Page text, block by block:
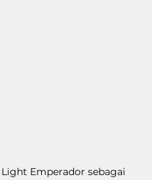
Emperador sebagai